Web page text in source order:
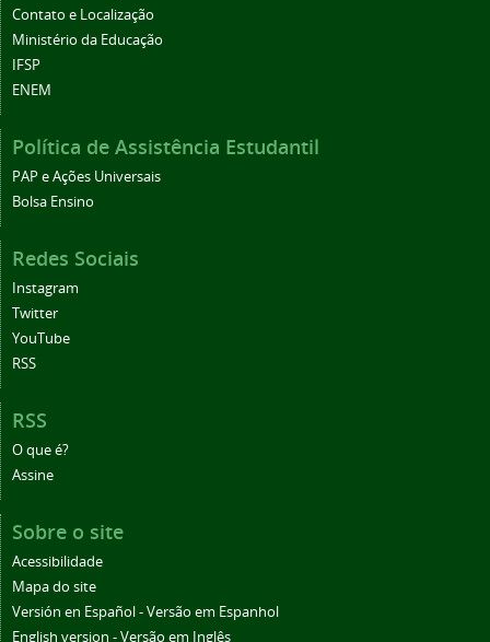
Contato e Localização
Ministério da Educação
IFSP
ENEM
Política de Assistência Estudantil
PAP e Ações Universais
Bolsa Ensino
Redes Sociais
Instagram
Twitter
YouTube
RSS
RSS
O que é?
Assine
Sobre o site
Acessibilidade
Mapa do site
Versión en Español - Versão em Espanhol
English version - Versão em Inglês